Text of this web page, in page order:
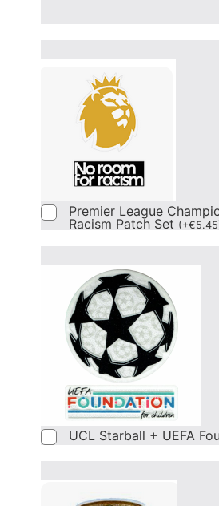
Premier League
Racism Patch Set (+€5.45
UCL Starball + UEFA